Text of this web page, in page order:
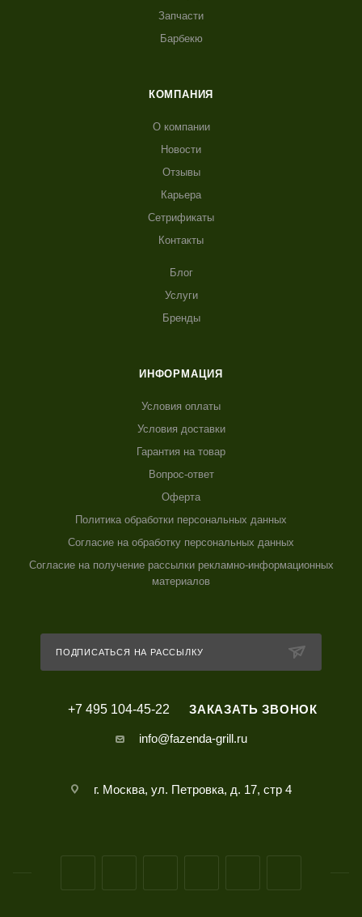
Запчасти
Барбекю
КОМПАНИЯ
О компании
Новости
Отзывы
Карьера
Сетрификаты
Контакты
Блог
Услуги
Бренды
ИНФОРМАЦИЯ
Условия оплаты
Условия доставки
Гарантия на товар
Вопрос-ответ
Оферта
Политика обработки персональных данных
Согласие на обработку персональных данных
Согласие на получение рассылки рекламно-информационных
материалов
ПОДПИСАТЬСЯ НА РАССЫЛКУ
+7 495 104-45-22 ЗАКАЗАТЬ ЗВОНОК
info@fazenda-grill.ru
г. Москва, ул. Петровка, д. 17, стр 4